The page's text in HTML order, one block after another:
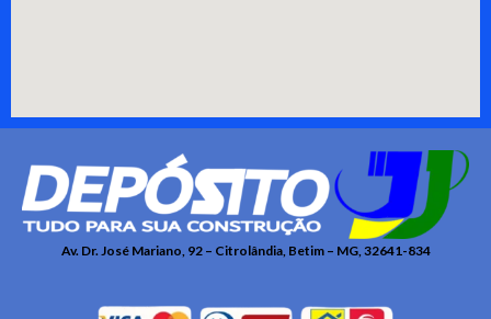
Av. Dr. José Mariano, 92 – Citrolândia, Betim – MG, 32641-834